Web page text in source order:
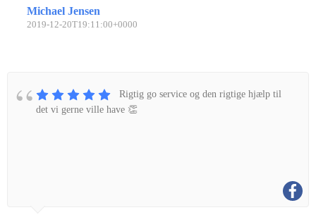
Michael Jensen
2019-12-20T19:11:00+0000
Rigtig go service og den rigtige hjælp til
det vi gerne ville have 👏